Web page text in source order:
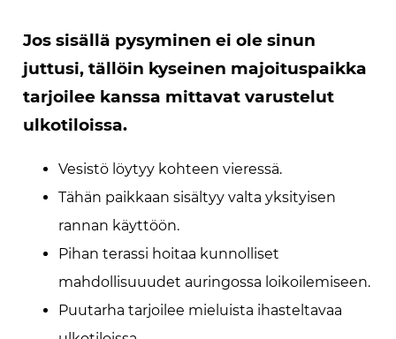
Jos sisällä pysyminen ei ole sinun
juttusi, tällöin kyseinen majoituspaikka
tarjoilee kanssa mittavat varustelut
ulkotiloissa.
Vesistö löytyy kohteen vieressä.
Tähän paikkaan sisältyy valta yksityisen
rannan käyttöön.
Pihan terassi hoitaa kunnolliset
mahdollisuuudet auringossa loikoilemiseen.
Puutarha tarjoilee mieluista ihasteltavaa